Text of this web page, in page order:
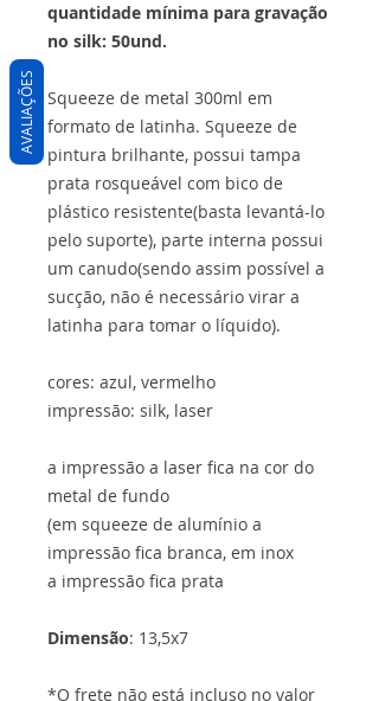
quantidade mínima para gravação
no silk: 50und.
Squeeze de metal 300ml em
formato de latinha. Squeeze de
pintura brilhante, possui tampa
prata rosqueável com bico de
plástico resistente(basta levantá-lo
pelo suporte), parte interna possui
um canudo(sendo assim possível a
sucção, não é necessário virar a
latinha para tomar o líquido).
cores: azul, vermelho
impressão: silk, laser
a impressão a laser fica na cor do
metal de fundo
(em squeeze de alumínio a
impressão fica branca, em inox
a impressão fica prata
Dimensão: 13,5x7
*O frete não está incluso no valor
AVALIAÇÕES